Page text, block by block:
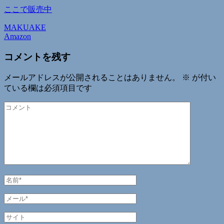
ここで販売中
投
ナ
ビ
ゲ
ー
MAKUAKE
Amazon
コメントを残す
メールアドレスが公開されることはありません。 ※ が付い
ている欄は必須項目です
コ
名
*メ
ル
サ